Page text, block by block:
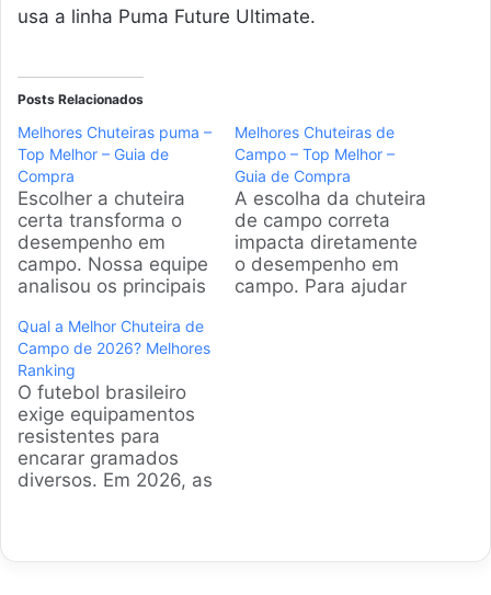
usa a linha Puma Future Ultimate.
Posts Relacionados
Melhores Chuteiras puma –
Top Melhor – Guia de
Compra
Escolher a chuteira
certa transforma o
desempenho em
campo. Nossa equipe
analisou os principais
disponíveis no Brasil,
focando em
tecnologia, conforto e
durabilidade para
ajudar você a
encontrar o par ideal
para seu estilo de
jogo. Produtos em
Melhores Chuteiras de
Campo – Top Melhor –
Guia de Compra
A escolha da chuteira
de campo correta
impacta diretamente
o desempenho em
campo. Para ajudar
Qual a Melhor Chuteira de
Campo de 2026? Melhores
Ranking
O futebol brasileiro
exige equipamentos
resistentes para
encarar gramados
diversos. Em 2026, as
Selecionamos os